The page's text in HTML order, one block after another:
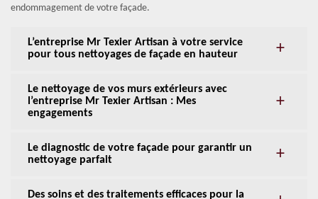
endommagement de votre façade.
L’entreprise Mr Texier Artisan à votre service
pour tous nettoyages de façade en hauteur
Le nettoyage de vos murs extérieurs avec
l’entreprise Mr Texier Artisan : Mes
engagements
Le diagnostic de votre façade pour garantir un
nettoyage parfait
Des soins et des traitements efficaces pour la